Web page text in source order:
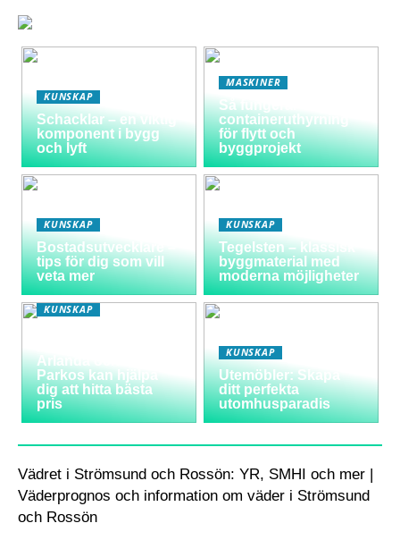
KUNSKAP
Schacklar – en viktig
komponent i bygg
och lyft
MASKINER
Så fungerar
containeruthyrning
för flytt och
byggprojekt
KUNSKAP
Bostadsutvecklare –
tips för dig som vill
veta mer
KUNSKAP
Tegelsten – klassisk
byggmaterial med
moderna möjligheter
KUNSKAP
Arlanda och hur
Parkos kan hjälpa
dig att hitta bästa
pris
KUNSKAP
Utemöbler: Skapa
ditt perfekta
utomhusparadis
Vädret i Strömsund och Rossön: YR, SMHI och mer |
Väderprognos och information om väder i Strömsund
och Rossön